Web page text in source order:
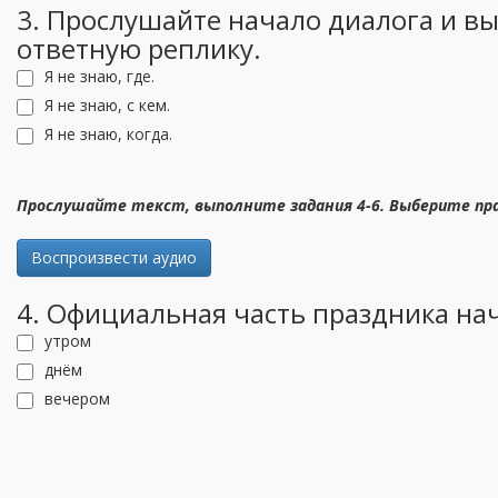
3. Прослушайте начало диалога и
ответную реплику.
Я не знаю, где.
Я не знаю, с кем.
Я не знаю, когда.
Прослушайте текст, выполните задания 4-6. Выберите
Воспроизвести аудио
4. Официальная часть праздника
утром
днём
вечером